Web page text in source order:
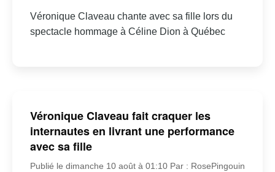
Véronique Claveau chante avec sa fille lors du
spectacle hommage à Céline Dion à Québec
Véronique Claveau fait craquer les
internautes en livrant une performance
avec sa fille
Publié le dimanche 10 août à 01:10 Par : RosePingouin